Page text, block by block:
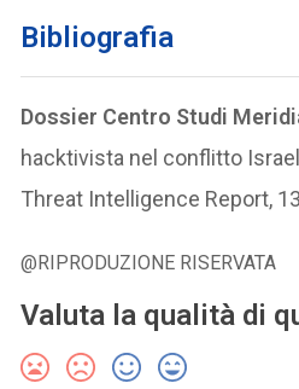
Bibliografia
Dossier Centro Studi
hacktivista nel conflitto
Threat Intelligence Report,
@RIPRODUZIONE RISERVATA
Valuta la qualità di